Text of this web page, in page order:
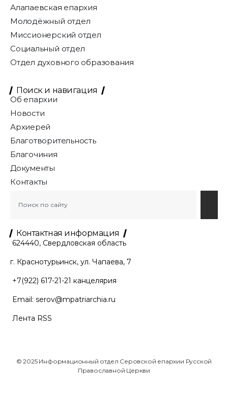
Алапаевская епархия
Молодёжный отдел
Миссионерский отдел
Социальный отдел
Отдел духовного образования
Поиск и навигация
Об епархии
Новости
Архиерей
Благотворительность
Благочиния
Документы
Контакты
Контактная информация
624440, Свердловская область
г. Краснотурьинск, ул. Чапаева, 7
+7(922) 617-21-21 канцелярия
Email: serov@mpatriarchia.ru
Лента RSS
© 2025 Информационный отдел Серовской епархии Русской
Православной Церкви